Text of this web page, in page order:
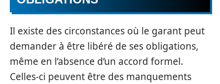
Il existe des circonstances où le garant peut
demander à être libéré de ses obligations,
même en l’absence d’un accord formel.
Celles-ci peuvent être des manquements